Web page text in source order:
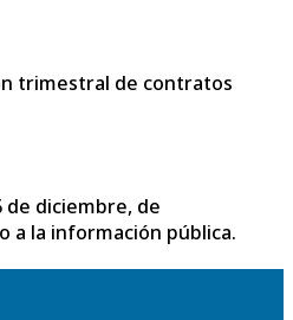
trimestral de contratos
de diciembre, de
a la información pública.